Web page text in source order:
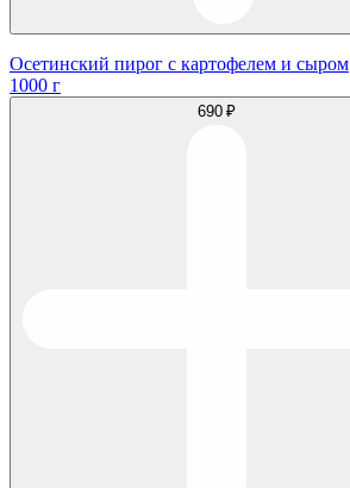
Осетинский пирог с картофелем и сыром
1000 г
690 ₽